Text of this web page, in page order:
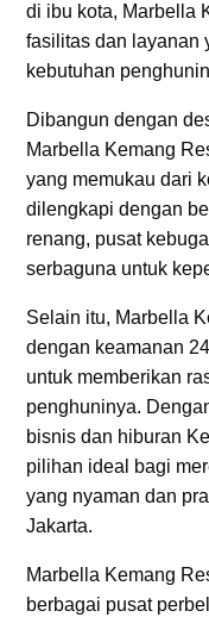
di ibu kota, Marbella
fasilitas dan layanan
kebutuhan
Dibangun dengan
Marbella Kemang
yang memukau dari
dilengkapi dengan
renang, pusat
serbaguna untuk
Selain itu, Marbella
dengan keamanan
untuk memberikan
penghuninya.
bisnis dan hiburan
pilihan ideal bagi
yang nyaman dan
Jakarta.
Marbella Kemang
berbagai pusat